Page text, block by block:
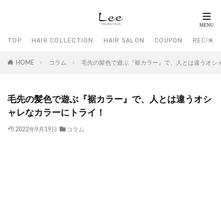
TOP HAIR COLLECTION HAIR SALON COUPON
HOME コラム 毛先の髪色で遊ぶ『裾カラー』で、人とは違うオシ
毛先の髪色で遊ぶ『裾カラー』で、人とは違うオシ
ャレなカラーにトライ！
2022年9月19日 コラム